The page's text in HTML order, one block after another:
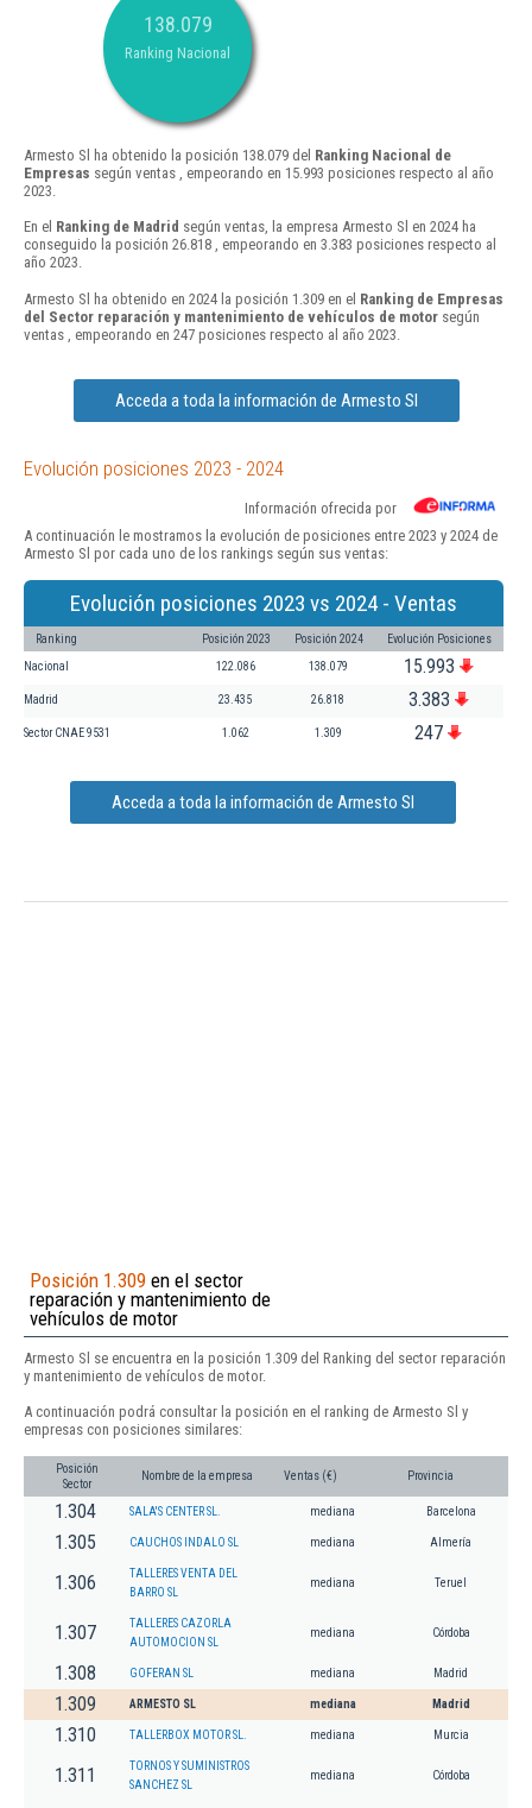
138.079
Ranking Nacional
Armesto Sl ha obtenido la posición 138.079 del Ranking Nacional de
Empresas según ventas , empeorando en 15.993 posiciones respecto al año
2023.
En el Ranking de Madrid según ventas, la empresa Armesto Sl en 2024 ha
conseguido la posición 26.818 , empeorando en 3.383 posiciones respecto al
año 2023.
Armesto Sl ha obtenido en 2024 la posición 1.309 en el Ranking de Empresas
del Sector reparación y mantenimiento de vehículos de motor según
ventas , empeorando en 247 posiciones respecto al año 2023.
Acceda a toda la información de Armesto Sl
Evolución posiciones 2023 - 2024
Información ofrecida por
A continuación le mostramos la evolución de posiciones entre 2023 y 2024 de
Armesto Sl por cada uno de los rankings según sus ventas:
Evolución posiciones 2023 vs 2024 - Ventas
Ranking Posición 2023 Posición 2024 Evolución Posiciones
Nacional 122.086 138.079 15.993
Madrid 23.435 26.818 3.383
Sector CNAE 9531 1.062 1.309 247
Acceda a toda la información de Armesto Sl
Posición 1.309 en el sector
reparación y mantenimiento de
vehículos de motor
Armesto Sl se encuentra en la posición 1.309 del Ranking del sector reparación
y mantenimiento de vehículos de motor.
A continuación podrá consultar la posición en el ranking de Armesto Sl y
empresas con posiciones similares:
Posición
Sector
Nombre de la empresa Ventas (€) Provincia
1.304 SALA'S CENTER SL. mediana Barcelona
1.305 CAUCHOS INDALO SL mediana Almería
1.306
TALLERES VENTA DEL
BARRO SL
mediana Teruel
1.307
TALLERES CAZORLA
AUTOMOCION SL
mediana Córdoba
1.308 GOFERAN SL mediana Madrid
1.309 ARMESTO SL mediana Madrid
1.310 TALLERBOX MOTOR SL. mediana Murcia
1.311
TORNOS Y SUMINISTROS
SANCHEZ SL
mediana Córdoba